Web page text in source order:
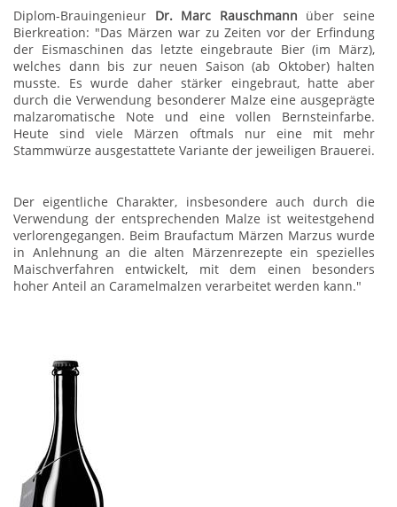
Diplom-Brauingenieur Dr. Marc Rauschmann über seine
Bierkreation: "Das Märzen war zu Zeiten vor der Erfindung
der Eismaschinen das letzte eingebraute Bier (im März),
welches dann bis zur neuen Saison (ab Oktober) halten
musste. Es wurde daher stärker eingebraut, hatte aber
durch die Verwendung besonderer Malze eine ausgeprägte
malzaromatische Note und eine vollen Bernsteinfarbe.
Heute sind viele Märzen oftmals nur eine mit mehr
Stammwürze ausgestattete Variante der jeweiligen Brauerei.
Der eigentliche Charakter, insbesondere auch durch die
Verwendung der entsprechenden Malze ist weitestgehend
verlorengegangen. Beim Braufactum Märzen Marzus wurde
in Anlehnung an die alten Märzenrezepte ein spezielles
Maischverfahren entwickelt, mit dem einen besonders
hoher Anteil an Caramelmalzen verarbeitet werden kann."